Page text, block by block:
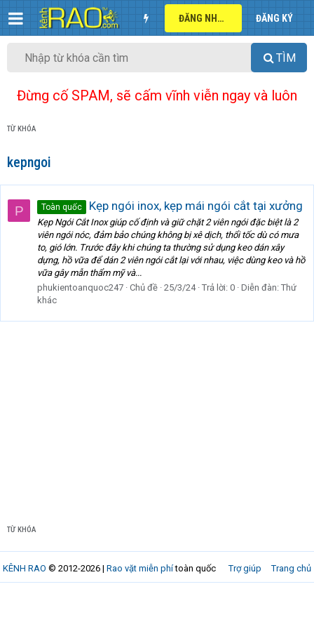
ĐĂNG NHẬP ĐĂNG KÝ
TÌM
Đừng cố SPAM, sẽ cấm vĩnh viễn ngay và luôn
TỪ KHÓA
kepngoi
P Toàn quốc Kẹp ngói inox, kẹp mái ngói cắt tại xưởng
Kẹp Ngói Cắt Inox giúp cố định và giữ chặt 2 viên ngói đặc biệt là 2
viên ngói nóc, đảm bảo chúng không bị xê dịch, thổi tốc dù có mưa
to, gió lớn. Trước đây khi chúng ta thường sử dụng keo dán xây
dựng, hồ vữa để dán 2 viên ngói cắt lại với nhau, việc dùng keo và hồ
vữa gây mẫn thẩm mỹ và...
phukientoanquoc247 Chủ đề 25/3/24 Trả lời: 0 Diễn đàn: Thứ
khác
TỪ KHÓA
Trợ giúp Trang chủ
KÊNH RAO © 2012-2026 | Rao vặt miễn phítoàn quốc